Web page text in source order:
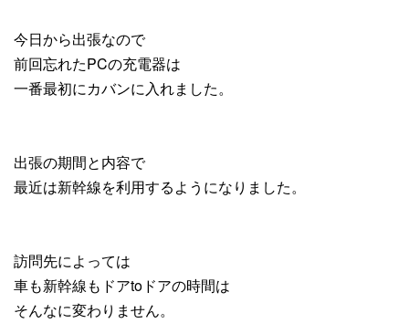
今日から出張なので
前回忘れたPCの充電器は
一番最初にカバンに入れました。
出張の期間と内容で
最近は新幹線を利用するようになりました。
訪問先によっては
車も新幹線もドアtoドアの時間は
そんなに変わりません。